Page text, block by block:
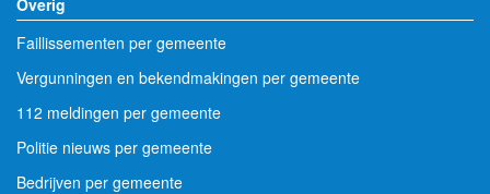
Faillissementen per gemeente
Vergunningen en bekendmakingen per gemeente
112 meldingen per gemeente
Politie nieuws per gemeente
Bedrijven per gemeente